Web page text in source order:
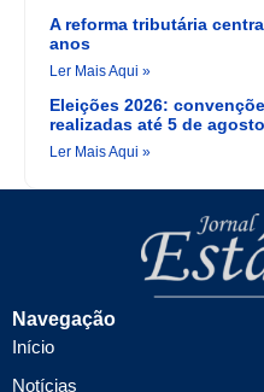
A reforma tributária
anos
Ler Mais Aqui »
Eleições 2026:
realizadas até 5 de agosto
Ler Mais Aqui »
Navegação
Início
Notícias